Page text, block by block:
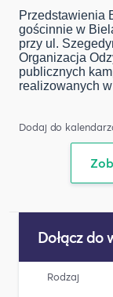
Przedstawienia
gościnnie w
przy ul.
Organizacja
publicznych
realizowanych
Dodaj do
Dołącz do
Rodzaj